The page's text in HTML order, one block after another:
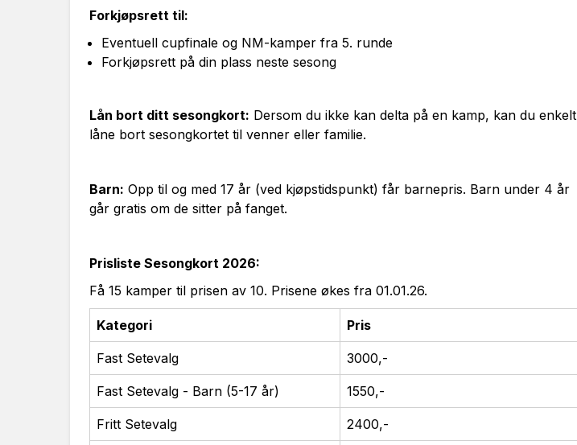
Forkjøpsrett til:
Eventuell cupfinale og NM-kamper fra 5. runde
Forkjøpsrett på din plass neste sesong
Lån bort ditt sesongkort: Dersom du ikke kan delta på en kamp, kan du enkelt
låne bort sesongkortet til venner eller familie.
Barn: Opp til og med 17 år (ved kjøpstidspunkt) får barnepris. Barn under 4 år
går gratis om de sitter på fanget.
Prisliste Sesongkort 2026:
Få 15 kamper til prisen av 10. Prisene økes fra 01.01.26.
Kategori Pris
Fast Setevalg 3000,-
Fast Setevalg - Barn (5-17 år) 1550,-
Fritt Setevalg 2400,-